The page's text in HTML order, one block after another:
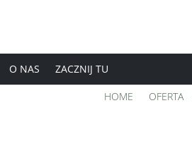
O NAS ZACZNIJ TU
HOME OFERTA